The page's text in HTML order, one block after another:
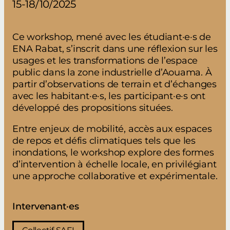
15-18/10/2025
Ce workshop, mené avec les étudiant·e·s de
ENA Rabat, s’inscrit dans une réflexion sur les
usages et les transformations de l’espace
public dans la zone industrielle d’Aouama. À
partir d’observations de terrain et d’échanges
avec les habitant·e·s, les participant·e·s ont
développé des propositions situées.
Entre enjeux de mobilité, accès aux espaces
de repos et défis climatiques tels que les
inondations, le workshop explore des formes
d’intervention à échelle locale, en privilégiant
une approche collaborative et expérimentale.
Intervenant·es